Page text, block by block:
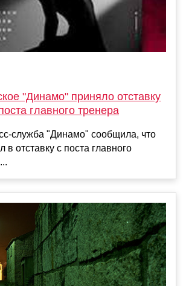
"Динамо" приняло отставку
главного тренера
служба "Динамо" сообщила, что
в отставку с поста главного